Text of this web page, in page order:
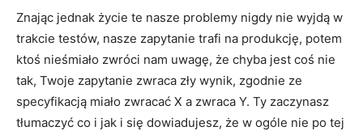
Znając jednak życie te nasze problemy nigdy nie wyjdą w
trakcie testów, nasze zapytanie trafi na produkcję, potem
ktoś nieśmiało zwróci nam uwagę, że chyba jest coś nie
tak, Twoje zapytanie zwraca zły wynik, zgodnie ze
specyfikacją miało zwracać X a zwraca Y. Ty zaczynasz
tłumaczyć co i jak i się dowiadujesz, że w ogóle nie po tej